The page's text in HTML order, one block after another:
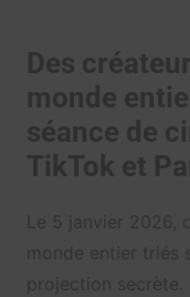
Des
monde
séance de
TikTok et
Le 5 janvier 2026,
monde entier
projection secrète.